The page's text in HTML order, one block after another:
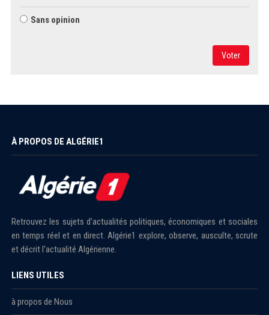
Sans opinion
Voter
À PROPOS DE ALGÉRIE1
Retrouvez les sujets d'actualités politiques, économiques et sociales
en temps réel et en direct. Algérie1 explore, observe, ausculte, scrute
et décrit l'actualité Algérienne.
LIENS UTILES
à propos de Nous